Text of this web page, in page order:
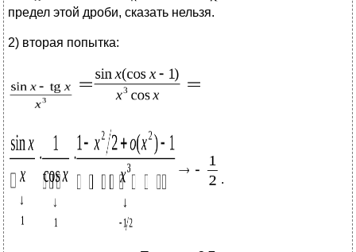
предел этой дроби, сказать нельзя.
2) вторая попытка:
.